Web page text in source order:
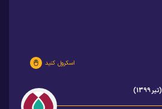
اسکرول کنید
(تیر 1399)